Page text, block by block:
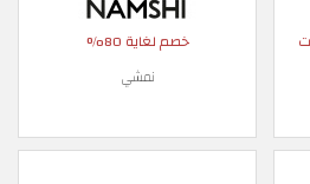
خصم لغاية 80%
نمشي